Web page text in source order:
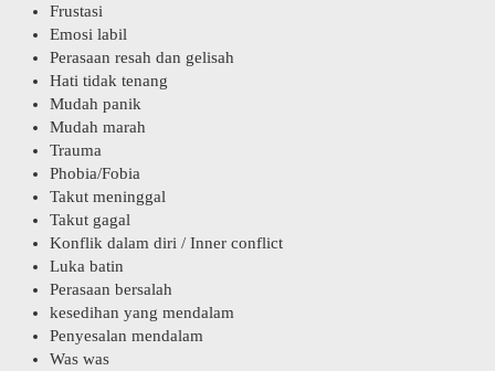
Frustasi
Emosi labil
Perasaan resah dan gelisah
Hati tidak tenang
Mudah panik
Mudah marah
Trauma
Phobia/Fobia
Takut meninggal
Takut gagal
Konflik dalam diri / Inner conflict
Luka batin
Perasaan bersalah
kesedihan yang mendalam
Penyesalan mendalam
Was was